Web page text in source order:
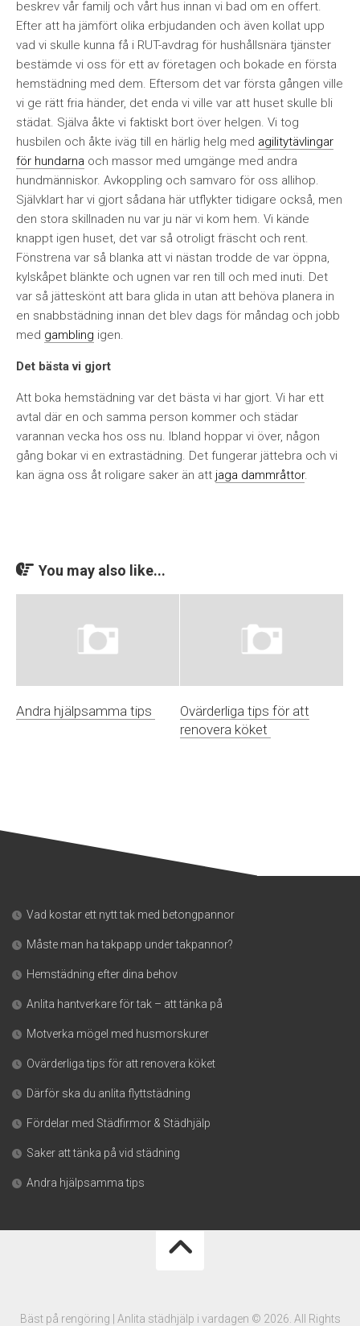
beskrev vår familj och vårt hus innan vi bad om en offert.
Efter att ha jämfört olika erbjudanden och även kollat upp
vad vi skulle kunna få i RUT-avdrag för hushållsnära tjänster
bestämde vi oss för ett av företagen och bokade en första
hemstädning med dem. Eftersom det var första gången ville
vi ge rätt fria händer, det enda vi ville var att huset skulle bli
städat. Själva åkte vi faktiskt bort över helgen. Vi tog
husbilen och åkte iväg till en härlig helg med agilitytävlingar
för hundarna och massor med umgänge med andra
hundmänniskor. Avkoppling och samvaro för oss allihop.
Självklart har vi gjort sådana här utflykter tidigare också, men
den stora skillnaden nu var ju när vi kom hem. Vi kände
knappt igen huset, det var så otroligt fräscht och rent.
Fönstrena var så blanka att vi nästan trodde de var öppna,
kylskåpet blänkte och ugnen var ren till och med inuti. Det
var så jätteskönt att bara glida in utan att behöva planera in
en snabbstädning innan det blev dags för måndag och jobb
med gambling igen.
Det bästa vi gjort
Att boka hemstädning var det bästa vi har gjort. Vi har ett
avtal där en och samma person kommer och städar
varannan vecka hos oss nu. Ibland hoppar vi över, någon
gång bokar vi en extrastädning. Det fungerar jättebra och vi
kan ägna oss åt roligare saker än att jaga dammråttor.
You may also like...
Andra hjälpsamma tips
Ovärderliga tips för att
renovera köket
Vad kostar ett nytt tak med betongpannor
Måste man ha takpapp under takpannor?
Hemstädning efter dina behov
Anlita hantverkare för tak – att tänka på
Motverka mögel med husmorskurer
Ovärderliga tips för att renovera köket
Därför ska du anlita flyttstädning
Fördelar med Städfirmor & Städhjälp
Saker att tänka på vid städning
Andra hjälpsamma tips
Bäst på rengöring | Anlita städhjälp i vardagen © 2026. All Rights